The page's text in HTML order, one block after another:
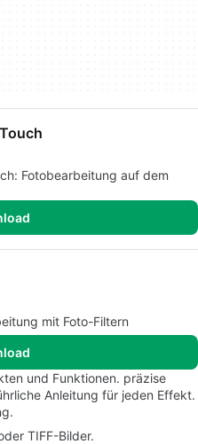
Fotobearbeitung auf dem
mit Foto-Filtern
und Funktionen. präzise
Anleitung für jeden Effekt.
TIFF-Bilder.